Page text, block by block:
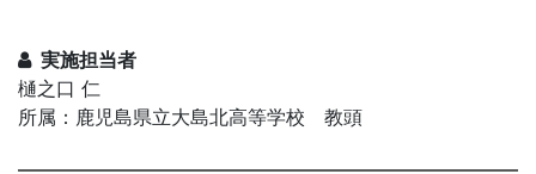
実施担当者
樋之口 仁
所属：鹿児島県立大島北高等学校 教頭